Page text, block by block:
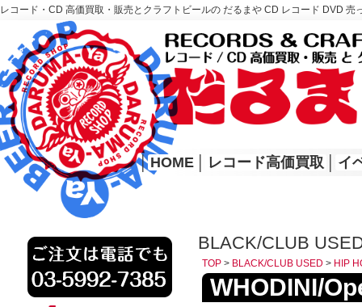
レコード・CD 高価買取・販売とクラフトビールの だるまや CD レコード DVD
レコード高価買取はこちら
HOME
│ HOME レコード高価買取 イ
BLACK/CLUB
TOP > BLACK/CLUB USED > HIP
WHODINI/